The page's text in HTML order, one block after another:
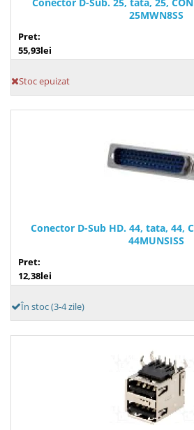
25MWN8SS
Pret:
55,93lei
Stoc epuizat
Conector D-Sub HD. 44, tata, 44,
44MUNSISS
Pret:
12,38lei
În stoc (3-4 zile)